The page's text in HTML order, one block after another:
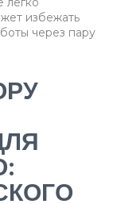
избежать
через пару